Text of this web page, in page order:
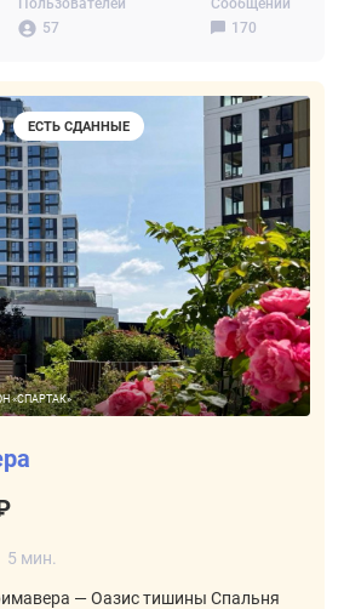
57
170
ЕСТЬ СДАННЫЕ
«СПАРТАК»
5 мин.
— Оазис тишины Спальня